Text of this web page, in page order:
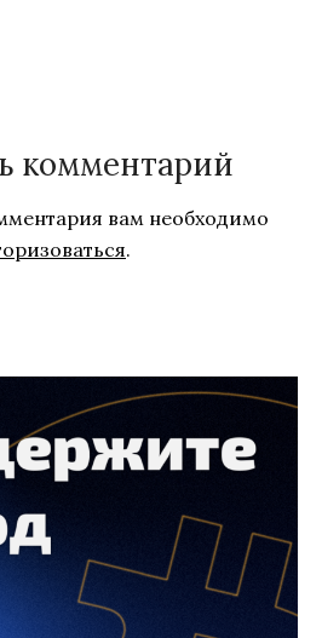
комментарий
вам необходимо
.